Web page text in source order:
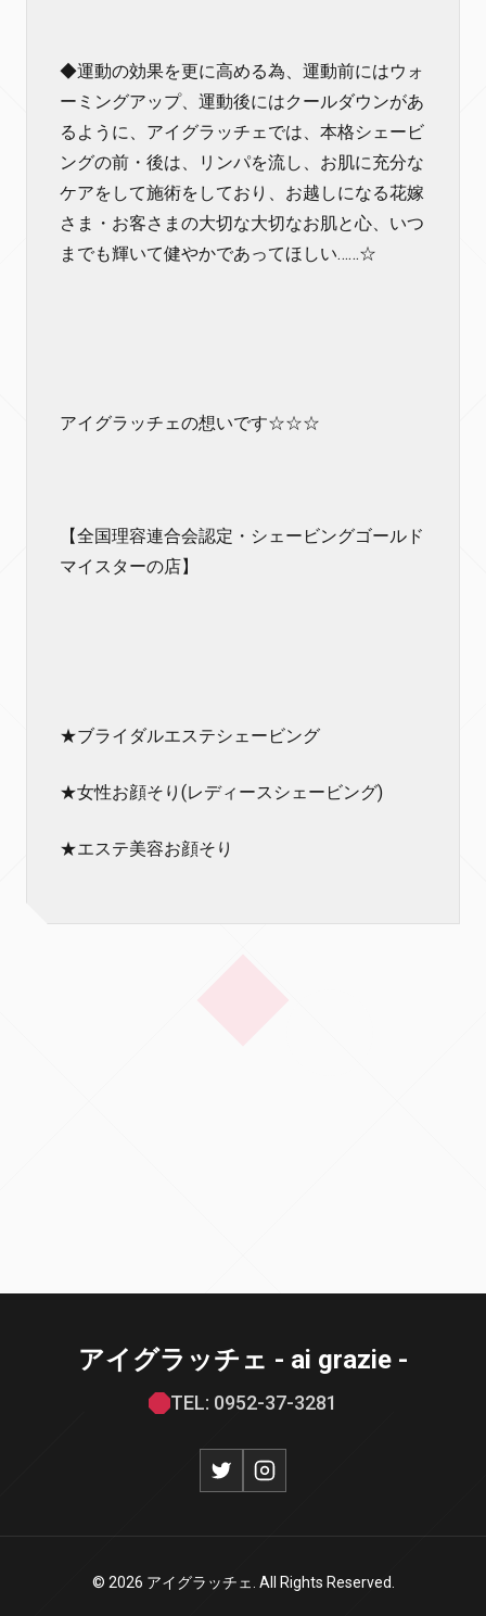
◆運動の効果を更に高める為、運動前にはウォ
ーミングアップ、運動後にはクールダウンがあ
るように、アイグラッチェでは、本格シェービ
ングの前・後は、リンパを流し、お肌に充分な
ケアをして施術をしており、お越しになる花嫁
さま・お客さまの大切な大切なお肌と心、いつ
までも輝いて健やかであってほしい……☆
アイグラッチェの想いです☆☆☆
【全国理容連合会認定・シェービングゴールド
マイスターの店】
★ブライダルエステシェービング
★女性お顔そり(レディースシェービング)
★エステ美容お顔そり
アイグラッチェ - ai grazie -
TEL: 0952-37-3281
© 2026 アイグラッチェ. All Rights Reserved.